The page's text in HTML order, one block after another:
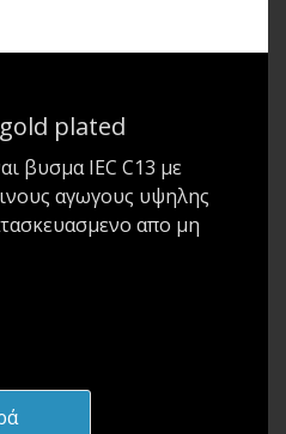
plated
βυσμα IEC C13 με
αγωγους υψηλης
απο μη